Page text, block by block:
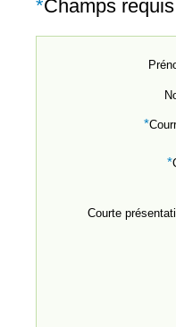
*Champs requis
*
*
Courte